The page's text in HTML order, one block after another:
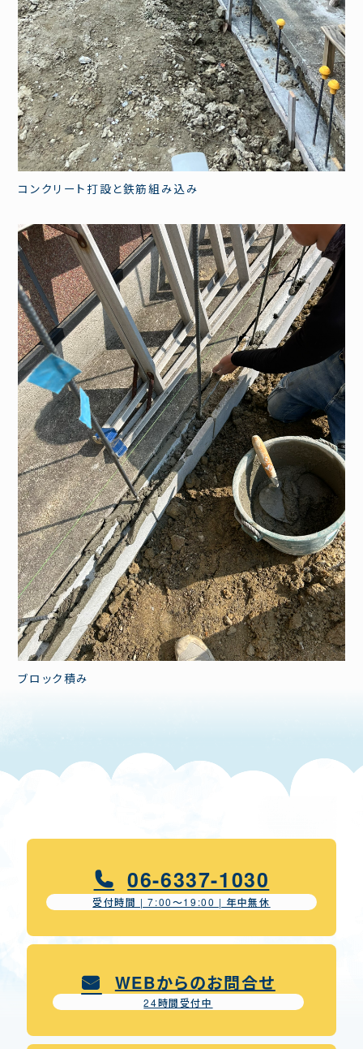
コンクリート打設と鉄筋組み込み
ブロック積み
06-6337-1030
受付時間 | 7:00〜19:00 | 年中無休
WEBからのお問合せ
24時間受付中